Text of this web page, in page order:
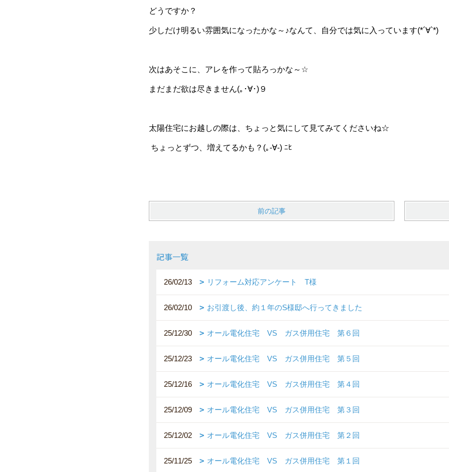
どうですか？
少しだけ明るい雰囲気になったかな～ ♪なんて、自分では気に入っています(*´∀`*)
次はあそこに、アレを作って貼ろっかな～ ☆
まだまだ欲は尽きません(｡･∀･)９
太陽住宅にお越しの際は、ちょっと気にして見てみてくださいね☆
ちょっとずつ、増えてるかも？(｡-∀-) ﾆﾋ
前の記事
記事一覧
26/02/13 リフォーム対応アンケート T様
26/02/10 お引渡し後、約１年のS様邸へ行ってきました
25/12/30 オール電化住宅 VS ガス併用住宅 第６回
25/12/23 オール電化住宅 VS ガス併用住宅 第５回
25/12/16 オール電化住宅 VS ガス併用住宅 第４回
25/12/09 オール電化住宅 VS ガス併用住宅 第３回
25/12/02 オール電化住宅 VS ガス併用住宅 第２回
25/11/25 オール電化住宅 VS ガス併用住宅 第１回